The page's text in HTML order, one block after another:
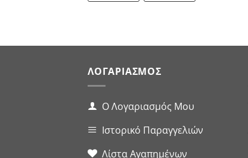
ΛΟΓΑΡΙΑΣΜΌΣ
Ο Λογαριασμός Μου
Ιστορικό Παραγγελιών
Λίστα Αγαπημένων